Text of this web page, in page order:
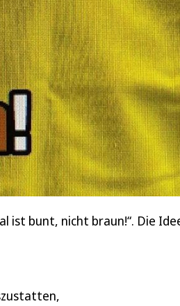
ist bunt, nicht braun!“. Die